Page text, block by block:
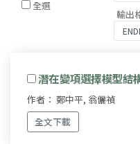
全選
輸出
潛在變項選擇模型結
作者： 鄭中平, 翁儷禎
全文下載